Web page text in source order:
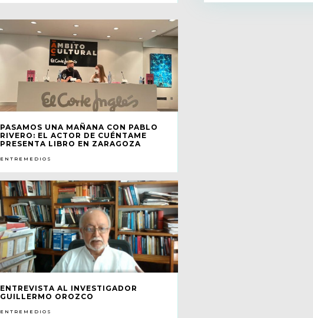
PASAMOS UNA MAÑANA CON PABLO
RIVERO: EL ACTOR DE CUÉNTAME
PRESENTA LIBRO EN ZARAGOZA
ENTREMEDIOS
ENTREVISTA AL INVESTIGADOR
GUILLERMO OROZCO
ENTREMEDIOS